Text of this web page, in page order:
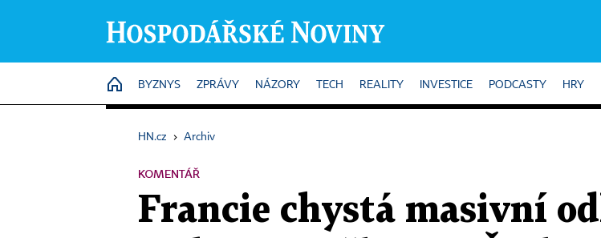
HOME
BYZNYS ZPRÁVY NÁZORY TECH REALITY INVESTICE PODCASTY HRY
HN.cz › Archiv
KOMENTÁŘ
Francie chystá masivní